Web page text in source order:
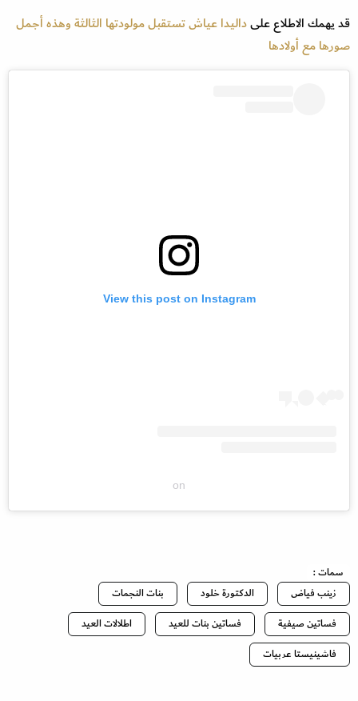
قد يهمك الاطلاع علىداليدا عياش تستقبل مولودتها الثالثة وهذه أجمل
صورها مع أولادها
View this post on Instagram
on
سمات :
زينب فياض
الدكتورة خلود
بنات النجمات
فساتين صيفية
فساتين بنات للعيد
اطلالات العيد
فاشينيستا عربيات